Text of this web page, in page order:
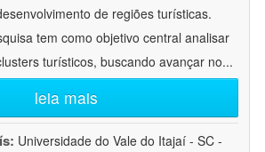
de regiões turísticas.
tem como objetivo central analisar
turísticos, buscando avançar no...
leia mais
Universidade do Vale do Itajaí - SC -